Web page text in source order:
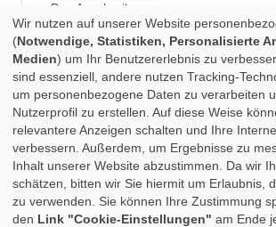
Das Anschreiben
»Der Lebenslauf
»Vorstellungsgespräch
»Bewerbungsfehler
»Tipps für das Praktikum
»Praktikumsbericht
»Praktikumszeugnis
»Nach dem Praktikum
»Studium & Praktikum
»Fortbildung
»Auslandspraktikum
»Berufsbegleitendes Studium
Wir nutzen auf unserer Website
(Notwendige, Statistiken, Personalisierte
Medien) um Ihr Benutzererlebnis zu
sind essenziell, andere nutzen Tracking-
um personenbezogene Daten zu verarbeiten
Nutzerprofil zu erstellen. Auf diese Weise
relevantere Anzeigen schalten und Ihre
verbessern. Außerdem, um Ergebnisse zu
Inhalt unserer Website abzustimmen. Da wir
schätzen, bitten wir Sie hiermit um Erlaubnis,
zu verwenden. Sie können Ihre Zustimmung
den Link "Cookie-Einstellungen" am Ende